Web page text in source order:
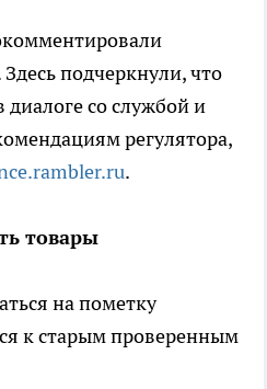
подчеркнули, что
со службой и
регулятора,
.
товары
на пометку
к старым проверенным